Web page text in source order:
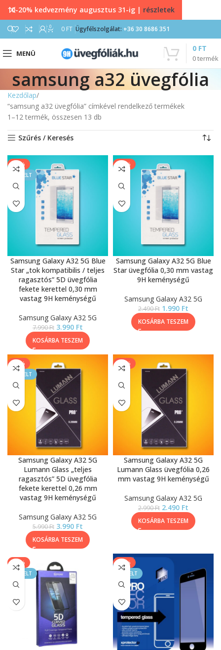
0 0 FT Ügyfélszolgálat: +36 30 8686 351
MENÜ
0termék
0 FT
samsung a32 üvegfólia
Kezdőlap
“samsung a32 üvegfólia” címkével rendelkező termékek
1–12 termék, összesen 13 db
Szűrés / Keresés
-50%
KIEMELT
Samsung Galaxy A32 5G Blue
Star „tok kompatibilis / teljes
ragasztós” 5D üvegfólia
fekete kerettel 0,30 mm
vastag 9H keménységű
Samsung Galaxy A32 5G
7.990Ft 3.990 Ft
KOSÁRBA TESZEM
-20%
Samsung Galaxy A32 5G Blue
Star üvegfólia 0,30 mm vastag
9H keménységű
Samsung Galaxy A32 5G
2.490Ft 1.990 Ft
KOSÁRBA TESZEM
-33%
KIEMELT
Samsung Galaxy A32 5G
Lumann Glass „teljes
ragasztós” 5D üvegfólia
fekete kerettel 0,26 mm
vastag 9H keménységű
Samsung Galaxy A32 5G
5.990Ft 3.990 Ft
KOSÁRBA TESZEM
-17%
Samsung Galaxy A32 5G
Lumann Glass üvegfólia 0,26
mm vastag 9H keménységű
Samsung Galaxy A32 5G
2.990Ft 2.490 Ft
KOSÁRBA TESZEM
-44%
KIEMELT
-13%
KIEMELT
10-20% kedvezmény augusztus 31-ig | részletek